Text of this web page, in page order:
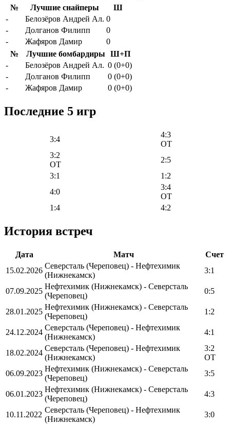
№
Лучшие снайперы
Ш
-
Белозёров Андрей Ал. 0
-
Долганов Филипп
0
-
Жафяров Дамир
0
№
Лучшие бомбардиры
Ш+П
-
Белозёров Андрей Ал. 0 (0+0)
-
Долганов Филипп
0 (0+0)
-
Жафяров Дамир 0 (0+0)
Последние 5 игр
3:4
4:3
OT
3:2
OT
2:5
3:1
1:2
4:0
3:4
OT
1:4
4:2
История встреч
Дата Матч
Счет
15.02.2026
Северсталь (Череповец) - Нефтехимик
(Нижнекамск)
3:1
07.09.2025
Нефтехимик (Нижнекамск) - Северсталь
(Череповец)
0:5
28.01.2025
Нефтехимик (Нижнекамск) - Северсталь
(Череповец)
1:2
24.12.2024
Северсталь (Череповец) - Нефтехимик
(Нижнекамск)
4:1
18.02.2024
Северсталь (Череповец) - Нефтехимик
(Нижнекамск)
3:2
OT
06.09.2023
Нефтехимик (Нижнекамск) - Северсталь
(Череповец)
3:5
06.01.2023
Нефтехимик (Нижнекамск) - Северсталь
(Череповец)
4:3
10.11.2022
Северсталь (Череповец) - Нефтехимик
(Нижнекамск)
3:0